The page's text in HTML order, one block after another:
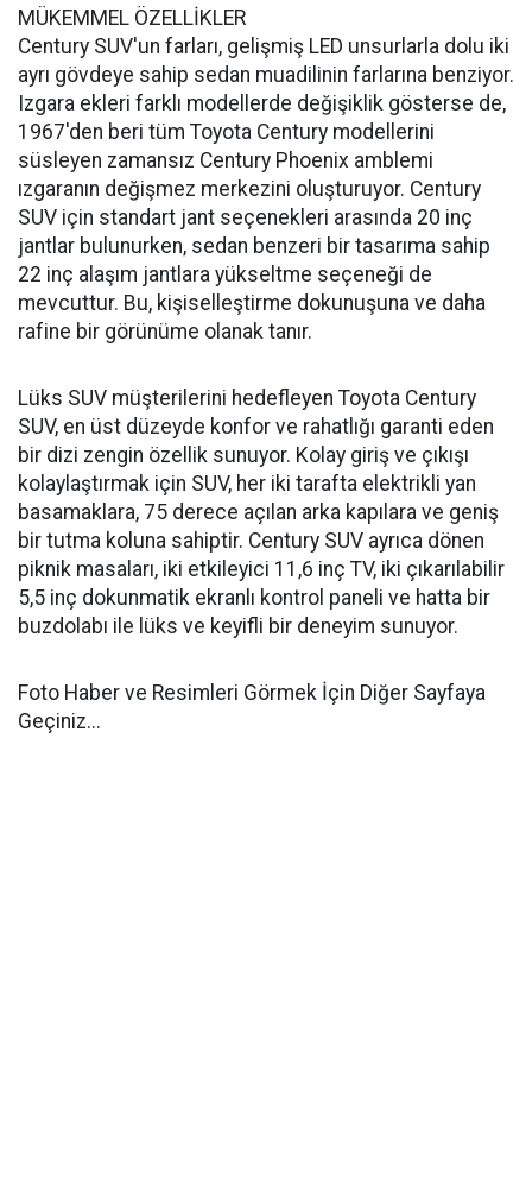
MÜKEMMEL ÖZELLİKLER
Century SUV'un farları, gelişmiş LED unsurlarla dolu iki
ayrı gövdeye sahip sedan muadilinin farlarına benziyor.
Izgara ekleri farklı modellerde değişiklik gösterse de,
1967'den beri tüm Toyota Century modellerini
süsleyen zamansız Century Phoenix amblemi
ızgaranın değişmez merkezini oluşturuyor. Century
SUV için standart jant seçenekleri arasında 20 inç
jantlar bulunurken, sedan benzeri bir tasarıma sahip
22 inç alaşım jantlara yükseltme seçeneği de
mevcuttur. Bu, kişiselleştirme dokunuşuna ve daha
rafine bir görünüme olanak tanır.
Lüks SUV müşterilerini hedefleyen Toyota Century
SUV, en üst düzeyde konfor ve rahatlığı garanti eden
bir dizi zengin özellik sunuyor. Kolay giriş ve çıkışı
kolaylaştırmak için SUV, her iki tarafta elektrikli yan
basamaklara, 75 derece açılan arka kapılara ve geniş
bir tutma koluna sahiptir. Century SUV ayrıca dönen
piknik masaları, iki etkileyici 11,6 inç TV, iki çıkarılabilir
5,5 inç dokunmatik ekranlı kontrol paneli ve hatta bir
buzdolabı ile lüks ve keyifli bir deneyim sunuyor.
Foto Haber ve Resimleri Görmek İçin Diğer Sayfaya
Geçiniz...